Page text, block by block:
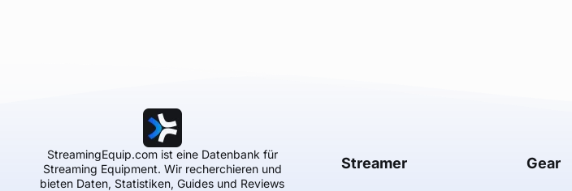
StreamingEquip.com ist eine Datenbank für
Streaming Equipment. Wir recherchieren und
bieten Daten, Statistiken, Guides und Reviews
Streamer Gear